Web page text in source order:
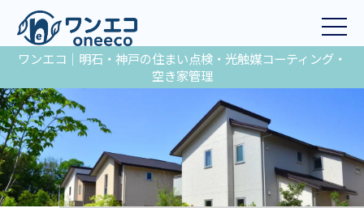
ワンエコ｜明石・神戸の住まい点検・光触媒コーティング・
空き家管理